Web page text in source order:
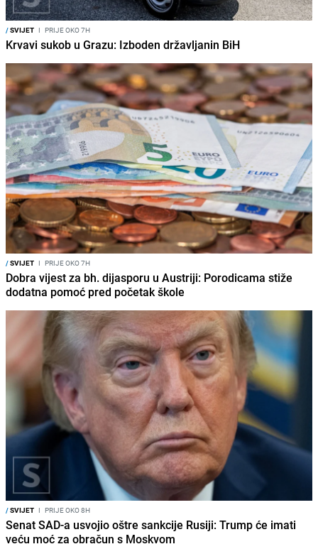
/SVIJET I PRIJE OKO 7H
Krvavi sukob u Grazu: Izboden državljanin BiH
/SVIJET I PRIJE OKO 7H
Dobra vijest za bh. dijasporu u Austriji: Porodicama stiže
dodatna pomoć pred početak škole
/SVIJET I PRIJE OKO 8H
Senat SAD-a usvojio oštre sankcije Rusiji: Trump će imati
veću moć za obračun s Moskvom